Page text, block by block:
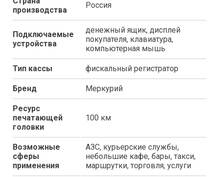
производства
Россия
Подключаемые
устройства
денежный ящик, дисплей
покупателя, клавиатура,
компьютерная мышь
Тип кассы фискальный регистратор
Бренд Меркурий
Ресурс
печатающей
головки
100 км
Возможные
сферы
применения
АЗС, курьерские службы,
небольшие кафе, бары, такси,
маршрутки, торговля, услуги